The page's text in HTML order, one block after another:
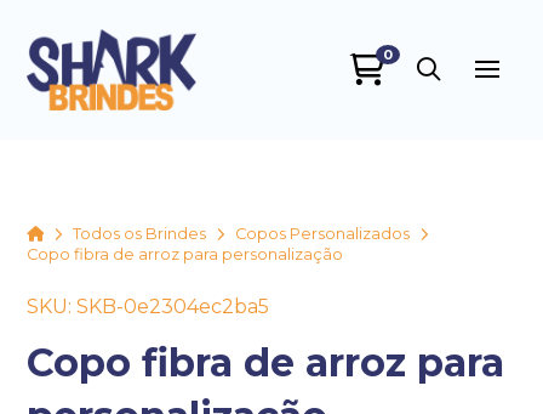
0
HomeTodos os Brindes
Copos Personalizados
Copo fibra de arroz para personalização
SKU: SKB-0e2304ec2ba5
Copo fibra de arroz para